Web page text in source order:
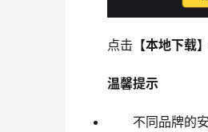
点击 【本地下载】
温馨提示
不同品牌的